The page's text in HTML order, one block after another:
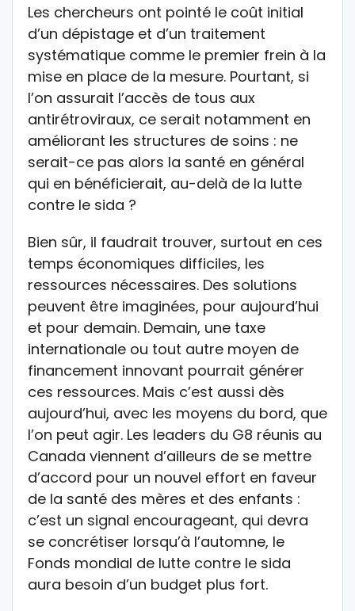
Les chercheurs ont pointé le coût initial
d’un dépistage et d’un traitement
systématique comme le premier frein à la
mise en place de la mesure. Pourtant, si
l’on assurait l’accès de tous aux
antirétroviraux, ce serait notamment en
améliorant les structures de soins : ne
serait-ce pas alors la santé en général
qui en bénéficierait, au-delà de la lutte
contre le sida ?
Bien sûr, il faudrait trouver, surtout en ces
temps économiques difficiles, les
ressources nécessaires. Des solutions
peuvent être imaginées, pour aujourd’hui
et pour demain. Demain, une taxe
internationale ou tout autre moyen de
financement innovant pourrait générer
ces ressources. Mais c’est aussi dès
aujourd’hui, avec les moyens du bord, que
l’on peut agir. Les leaders du G8 réunis au
Canada viennent d’ailleurs de se mettre
d’accord pour un nouvel effort en faveur
de la santé des mères et des enfants :
c’est un signal encourageant, qui devra
se concrétiser lorsqu’à l’automne, le
Fonds mondial de lutte contre le sida
aura besoin d’un budget plus fort.